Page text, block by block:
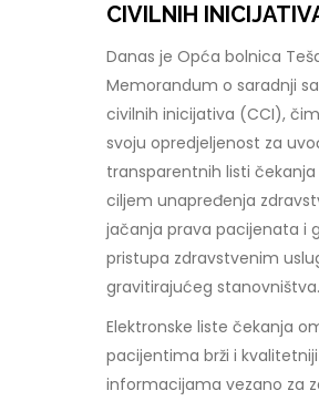
CIVILNIH
Danas je Opća bolnica
Memorandum o saradnji
civilnih inicijativa (CCI),
svoju opredjeljenost za
transparentnih listi
ciljem unapređenja
jačanja prava pacijenata i
pristupa zdravstvenim
gravitirajućeg stanovništva.
Elektronske liste čekanja
pacijentima brži i
informacijama vezano za